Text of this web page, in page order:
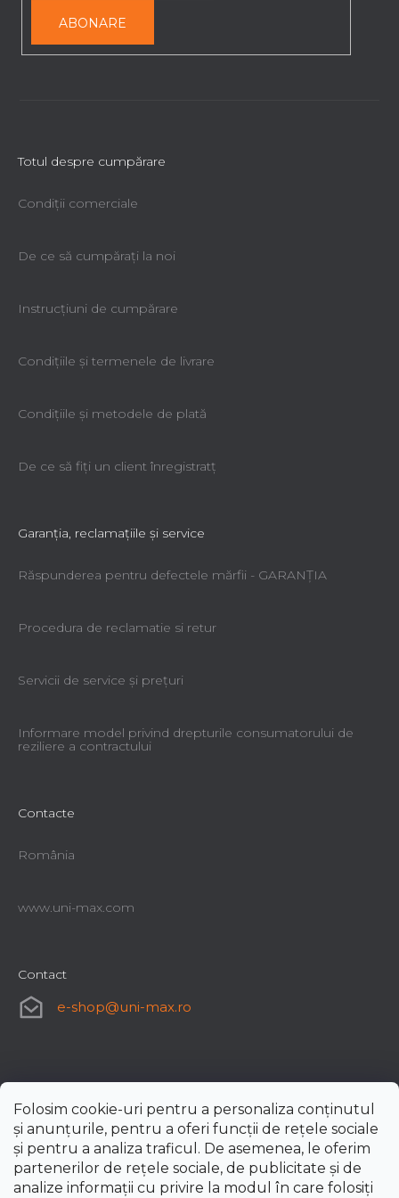
Folosim cookie-uri pentru a personaliza conținutul
și anunțurile, pentru a oferi funcții de rețele sociale
și pentru a analiza traficul. De asemenea, le oferim
partenerilor de rețele sociale, de publicitate și de
analize informații cu privire la modul în care folosiți
ABONARE
Totul despre cumpărare
Condiții comerciale
De ce să cumpăraţi la noi
Instrucțiuni de cumpărare
Condiţiile şi termenele de livrare
Condiţiile şi metodele de plată
De ce să fiţi un client înregistratţ
Garanţia, reclamaţiile şi service
Răspunderea pentru defectele mărfii - GARANŢIA
Procedura de reclamatie si retur
Servicii de service şi preţuri
Informare model privind drepturile consumatorului de
reziliere a contractului
Contacte
România
www.uni-max.com
Contact
e-shop@uni-max.ro